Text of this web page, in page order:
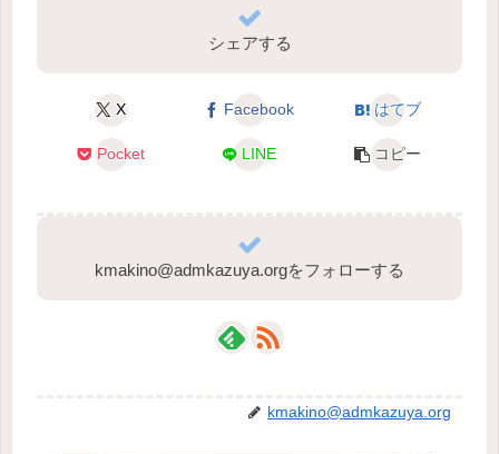
シェアする
X Facebook はてブ
Pocket LINE コピー
kmakino@admkazuya.orgをフォローする
kmakino@admkazuya.org